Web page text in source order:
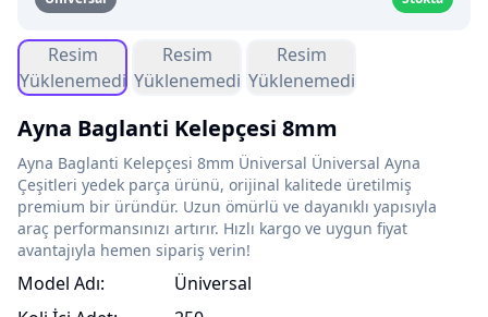
Resim
Yüklenemedi
Resim
Yüklenemedi
Resim
Yüklenemedi
Ayna Baglanti Kelepçesi 8mm
Ayna Baglanti Kelepçesi 8mm Üniversal Üniversal Ayna
Çeşitleri yedek parça ürünü, orijinal kalitede üretilmiş
premium bir üründür. Uzun ömürlü ve dayanıklı yapısıyla
araç performansınızı artırır. Hızlı kargo ve uygun fiyat
avantajıyla hemen sipariş verin!
Model Adı:
Üniversal